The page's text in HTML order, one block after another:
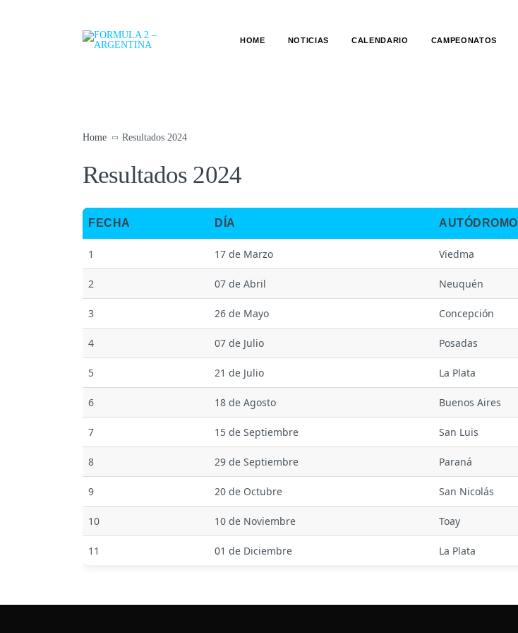
HOME NOTICIAS CALENDARIO CAMPEONATOS
Home Resultados 2024
Resultados 2024
FECHA DÍA AUTÓDROMO
1 17 de Marzo Viedma
2 07 de Abril Neuquén
3 26 de Mayo Concepción
4 07 de Julio Posadas
5 21 de Julio La Plata
6 18 de Agosto Buenos Aires
7 15 de Septiembre San Luis
8 29 de Septiembre Paraná
9 20 de Octubre San Nicolás
10 10 de Noviembre Toay
11 01 de Diciembre La Plata